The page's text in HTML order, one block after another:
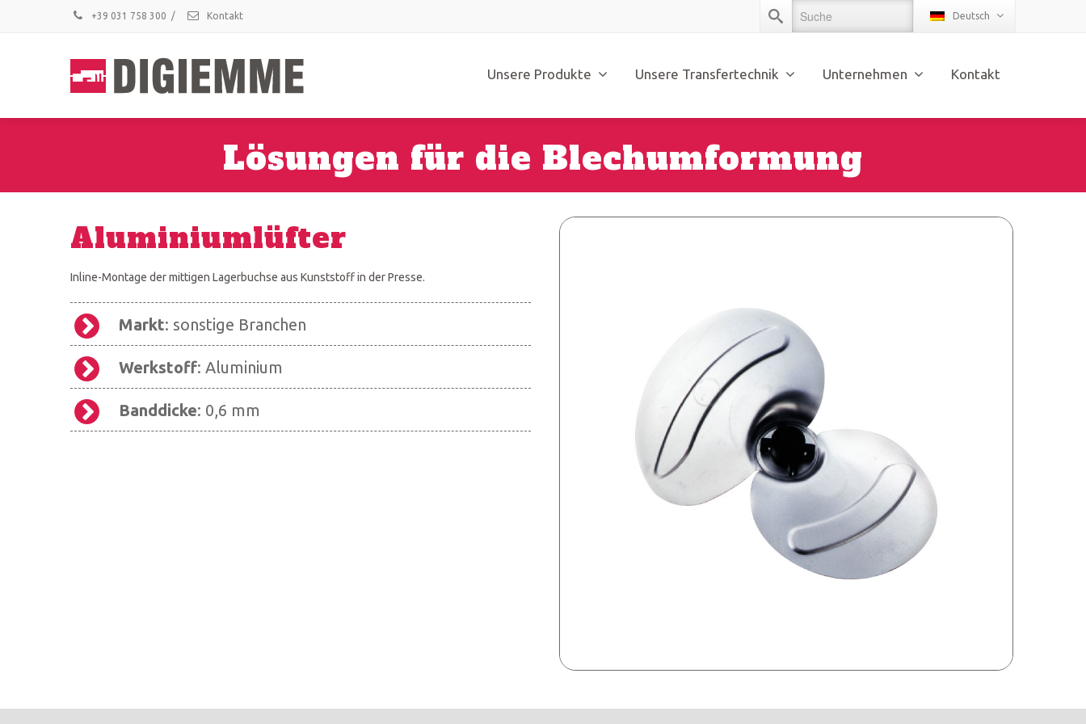
+39 031 758 300 / Kontakt Deutsch
Unsere Produkte Unsere Transfertechnik Unternehmen Kontakt
Lösungen für die Blechumformung
Aluminiumlüfter
Inline-Montage der mittigen Lagerbuchse aus Kunststoff in der Presse.
Markt: sonstige Branchen
Werkstoff: Aluminium
Banddicke: 0,6 mm